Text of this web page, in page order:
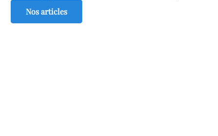
Nos articles